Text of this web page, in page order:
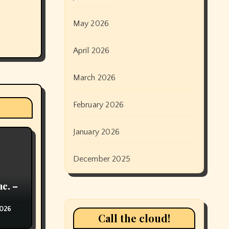
–
May 2026
April 2026
March 2026
February 2026
January 2026
December 2025
Call the cloud!